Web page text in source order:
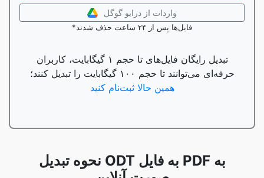
واردات از درایو گوگل
*فایل‌ها پس از ۲۴ ساعت حذف شدند
تبدیل رایگان فایل‌های تا حجم ۱ گیگابایت، کاربران
حرفه‌ای می‌توانند تا حجم ۱۰۰ گیگابایت را تبدیل کنند؛
همین حالا ثبت‌نام کنید
نحوه تبدیل ODT به فایل PDF به